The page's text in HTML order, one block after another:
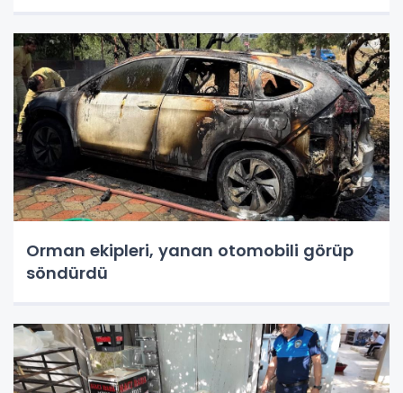
Orman ekipleri, yanan otomobili görüp
söndürdü